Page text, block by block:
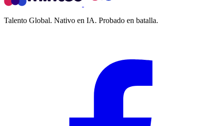
Talento Global. Nativo en IA. Probado en batalla.